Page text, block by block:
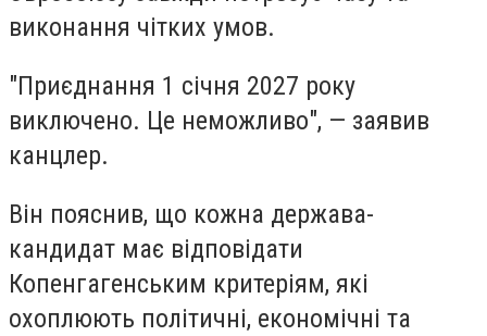
виконання чітких умов.
"Приєднання 1 січня 2027 року
виключено. Це неможливо", — заявив
канцлер.
Він пояснив, що кожна держава-
кандидат має відповідати
Копенгагенським критеріям, які
охоплюють політичні, економічні та